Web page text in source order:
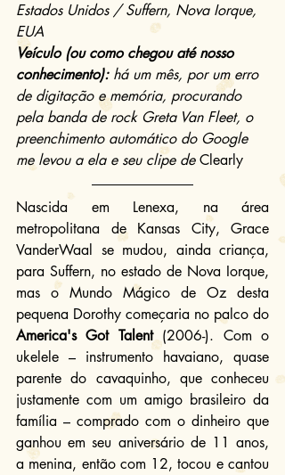
Estados Unidos / Suffern, Nova Iorque,
EUA
Veículo (ou como chegou até nosso
conhecimento): há um mês, por um erro
de digitação e memória, procurando
pela banda de rock Greta Van Fleet, o
preenchimento automático do Google
me levou a ela e seu clipe de Clearly
Nascida em Lenexa, na área
metropolitana de Kansas City, Grace
VanderWaal se mudou, ainda criança,
para Suffern, no estado de Nova Iorque,
mas o Mundo Mágico de Oz desta
America's Got Talent (2006-). Com o
ukelele – instrumento havaiano, quase
parente do cavaquinho, que conheceu
justamente com um amigo brasileiro da
família – comprado com o dinheiro que
ganhou em seu aniversário de 11 anos,
a menina, então com 12, tocou e cantou